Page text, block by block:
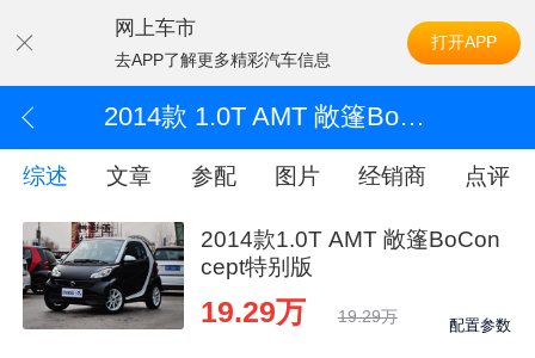
网上车市
去APP了解更多精彩汽车信息
打开APP
2014款 1.0T AMT 敞篷BoConcept特别版
综述 文章 参配 图片 经销商 点评
2014款1.0T AMT 敞篷BoCon
cept特别版
19.29万 19.29万 配置参数